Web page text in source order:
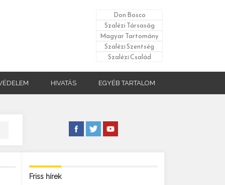
Don Bosco
Szalézi Társaság
Magyar Tartomány
Szalézi Szentség
Szalézi Család
HIVATÁS EGYÉB TARTALOM
Friss hírek